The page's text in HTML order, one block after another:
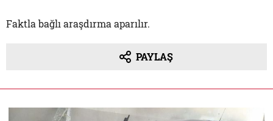
Faktla bağlı araşdırma aparılır.
PAYLAŞ